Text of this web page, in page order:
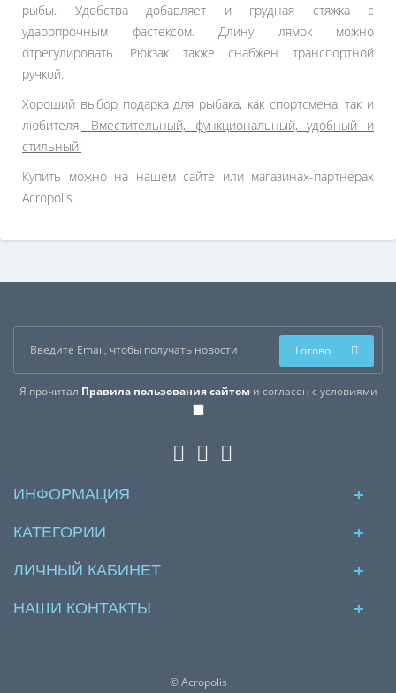
рыбы. Удобства добавляет и грудная стяжка с
ударопрочным фастексом. Длину лямок можно
отрегулировать. Рюкзак также снабжен транспортной
ручкой.
Хороший выбор подарка для рыбака, как спортсмена, так и
любителя. Вместительный, функциональный, удобный и
стильный!
Купить можно на нашем сайте или магазинах-партнерах
Acropolis.
Я прочитал Правила пользования сайтоми согласен с условиями
Готово
ИНФОРМАЦИЯ
КАТЕГОРИИ
ЛИЧНЫЙ КАБИНЕТ
НАШИ КОНТАКТЫ
© Acropolis